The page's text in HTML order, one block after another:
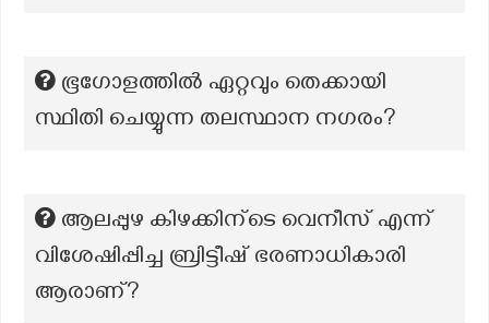
ഭൂഗോളത്തിൽ ഏറ്റവും തെക്കായി
സ്ഥിതി ചെയ്യുന്ന തലസ്ഥാന നഗരം?
ആലപ്പുഴ കിഴക്കിന്ടെ വെനീസ് എന്ന്
വിശേഷിപ്പിച്ച ബ്രിട്ടീഷ് ഭരണാധികാരി
ആരാണ്?